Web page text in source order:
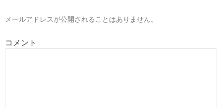
ョ
ン
メールアドレスが公開されることはありません。
コメント